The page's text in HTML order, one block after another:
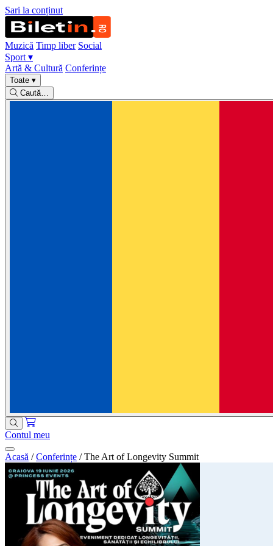
Sari la conținut
Muzică Timp liber Social
Sport ▾
Artă & Cultură Conferințe
Toate ▾
Caută…
Contul meu
Acasă / Conferințe / The Art of Longevity Summit